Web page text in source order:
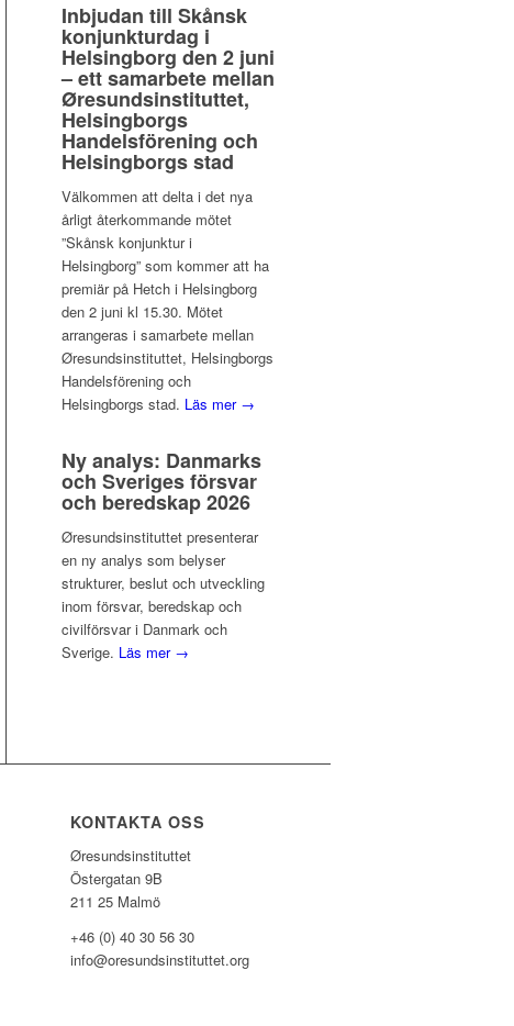
Inbjudan till Skånsk
konjunkturdag i
Helsingborg den 2 juni
– ett samarbete mellan
Øresundsinstituttet,
Helsingborgs
Handelsförening och
Helsingborgs stad
Välkommen att delta i det nya
årligt återkommande mötet
”Skånsk konjunktur i
Helsingborg” som kommer att ha
premiär på Hetch i Helsingborg
den 2 juni kl 15.30. Mötet
arrangeras i samarbete mellan
Øresundsinstituttet, Helsingborgs
Handelsförening och
Helsingborgs stad. Läs mer →
Ny analys: Danmarks
och Sveriges försvar
och beredskap 2026
Øresundsinstituttet presenterar
en ny analys som belyser
strukturer, beslut och utveckling
inom försvar, beredskap och
civilförsvar i Danmark och
Sverige. Läs mer →
KONTAKTA OSS
Øresundsinstituttet
Östergatan 9B
211 25 Malmö
+46 (0) 40 30 56 30
info@oresundsinstituttet.org